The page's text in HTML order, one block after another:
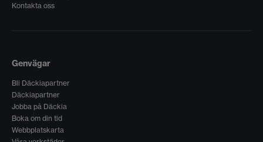
Kontakta oss
Genvägar
Bli Däckiapartner
Däckiapartner
Jobba på Däckia
Boka om din tid
Webbplatskarta